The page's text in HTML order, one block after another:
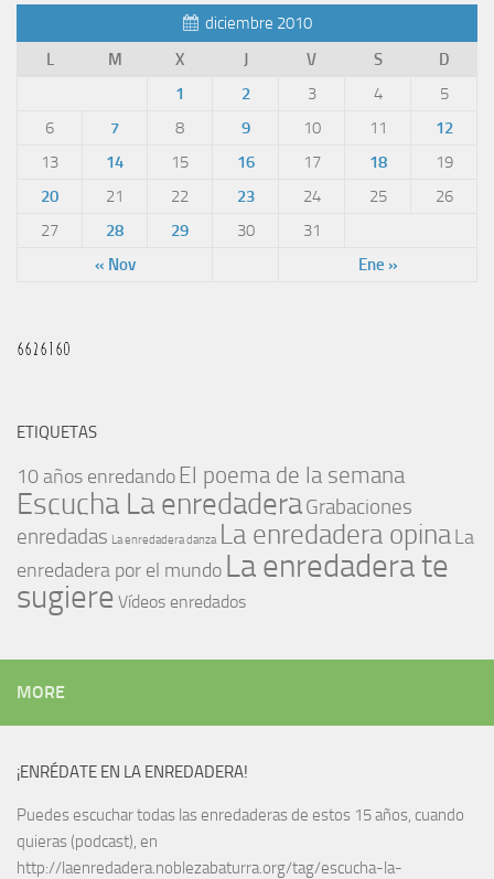
diciembre 2010
L
M X J V S D
« Nov Ene »
1 2 3 4
5
6
7 8 9 10 11
12
13
14 15 16 17 18
19
20
21 22 23 24 25
26
27
28 29 30 31
ETIQUETAS
10 años enredando El poema de la semana
Escucha La enredaderaGrabaciones
enredadas La enredadera danza La enredadera opina La
enredadera por el mundo La enredadera te
sugiere Vídeos enredados
MORE
¡ENRÉDATE EN LA ENREDADERA!
Puedes escuchar todas las enredaderas de estos 15 años, cuando
quieras (podcast), en
http://laenredadera.noblezabaturra.org/tag/escucha-la-